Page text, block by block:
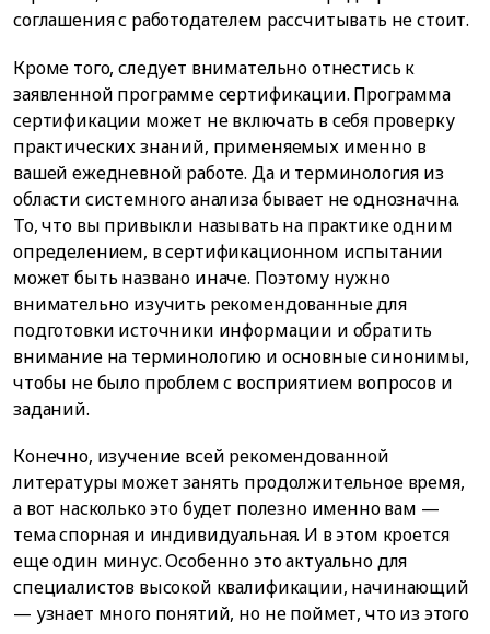
соглашения с работодателем рассчитывать не стоит.
Кроме того, следует внимательно отнестись к
заявленной программе сертификации. Программа
сертификации может не включать в себя проверку
практических знаний, применяемых именно в
вашей ежедневной работе. Да и терминология из
области системного анализа бывает не однозначна.
То, что вы привыкли называть на практике одним
определением, в сертификационном испытании
может быть названо иначе. Поэтому нужно
внимательно изучить рекомендованные для
подготовки источники информации и обратить
внимание на терминологию и основные синонимы,
чтобы не было проблем с восприятием вопросов и
заданий.
Конечно, изучение всей рекомендованной
литературы может занять продолжительное время,
а вот насколько это будет полезно именно вам —
тема спорная и индивидуальная. И в этом кроется
еще один минус. Особенно это актуально для
специалистов высокой квалификации, начинающий
— узнает много понятий, но не поймет, что из этого